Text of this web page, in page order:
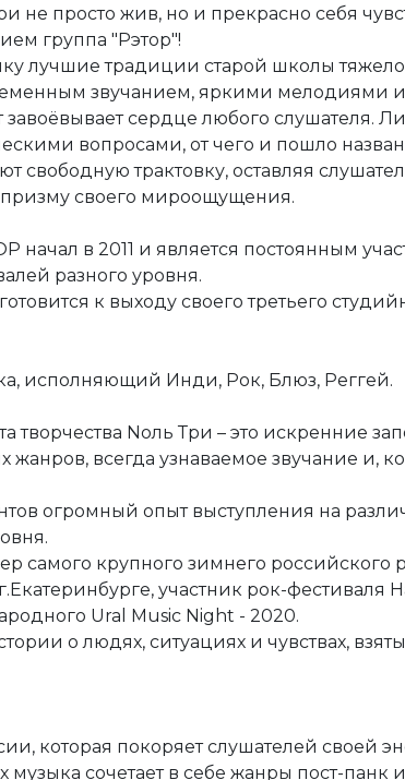
не просто жив, но и прекрасно себя
группа "Рэтор"!
лучшие традиции старой школы
звучанием, яркими мелодиями
сердце любого слушателя.
вопросами, от чего и пошло
свободную трактовку, оставляя
призму своего мироощущения.
начал в 2011 и является постоянным
разного уровня.
к выходу своего третьего
исполняющий Инди, Рок, Блюз, Реггей.
творчества Nоль Три – это искренние
жанров, всегда узнаваемое звучание и,
огромный опыт выступления на
самого крупного зимнего российского
участник рок-фестиваля
Ural Music Night - 2020.
о людях, ситуациях и чувствах,
которая покоряет слушателей своей
музыка сочетает в себе жанры пост-панк